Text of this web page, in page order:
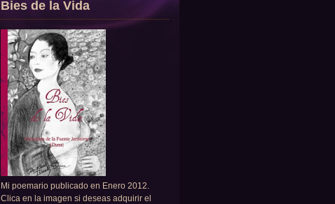
Bies de la Vida
Mi poemario publicado en Enero 2012.
Clica en la imagen si deseas adquirir el